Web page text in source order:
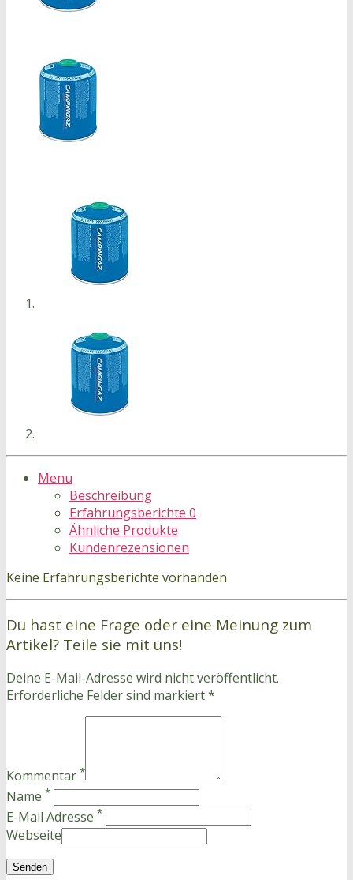
Menu
Beschreibung
Erfahrungsberichte 0
Ähnliche Produkte
Kundenrezensionen
Keine Erfahrungsberichte vorhanden
Du hast eine Frage oder eine Meinung zum
Artikel? Teile sie mit uns!
Deine E-Mail-Adresse wird nicht veröffentlicht.
Erforderliche Felder sind markiert *
Kommentar *
Name *
E-Mail Adresse *
Webseite